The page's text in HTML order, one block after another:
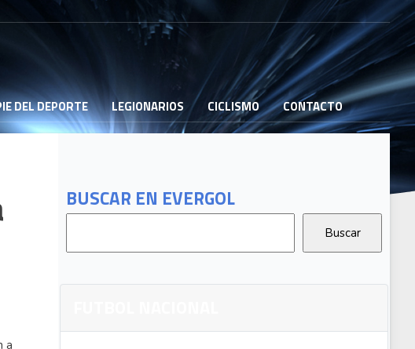
DEL DEPORTE LEGIONARIOS CICLISMO CONTACTO
BUSCAR EN EVERGOL
a